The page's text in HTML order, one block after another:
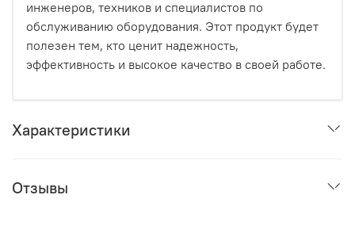
инженеров, техников и специалистов по
обслуживанию оборудования. Этот продукт будет
полезен тем, кто ценит надежность,
эффективность и высокое качество в своей работе.
Характеристики
Отзывы